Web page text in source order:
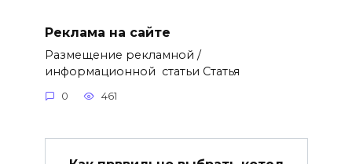
Реклама на сайте
Размещение рекламной /
информационной статьи Статья
0 461